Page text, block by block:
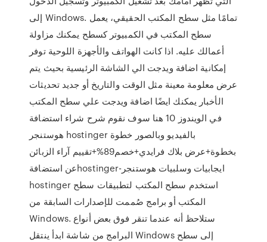
إلى Windows. تمامًا مثل سطح المكتب الحقيقي، يعمل
سطح المكتب في الكمبيوتر كسطح يمكنك مزاولة
أعمالك عليه. اذا كانت الهواتف والأجهزة اللوحية توفر
إمكانية اضافة ويدجت الي الشاشة الرئيسية بحيث يتم
عرض معلومة معينة مثل الوقت والتاريخ أو جديد تحديثات
الأخبار يمكنك ايضًا اضافة ويدجت علي سطح المكتب
في الويندوز 10 هنا سوف نقوم شرح شراء استضافة
هوستنجر hostinger بالفيديو وبالصور خطوة
بخطوة+عرض بلاك فرايدي+خصم89%+تقييم آراء الزبائن
عن استضافةhostinger-ايجابيات وسلبيات هوستنجر
hostinger استخدم سطح المكتب لتطبيقات سطح
المكتب أو برامج صُممت للإصدارات السابقة من
Windows. ستلاحظ أنه عندما تنقر فوق بعض أنواع
البرامج من شاشة ابدأ ينتقل Windows إلى سطح